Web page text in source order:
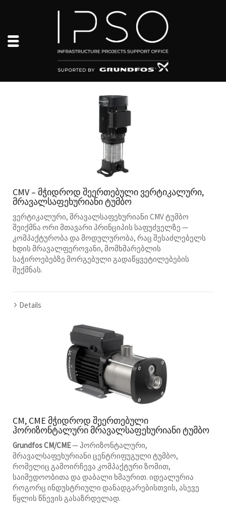
CMV – მჭიდროდ შეერთებული ვერტიკალური,
მრავალსაფეხურიანი ტუმბო
ვერტიკალური, მრავალსაფეხურიანი CMV ტუმბო
შეიქმნა ორი მთავარი პრინციპის საფუძველზე —
კომპაქტურობა და მოდულურობა, რაც შესაძლებელს
ხდის მრავალფეროვანი, მომხმარებლის
საჭიროებებზე მორგებული გადაწყვეტილებების
შექმნას.
Details
CM, CME მჭიდროდ შეერთებული
ჰორიზონტალური მრავალსაფეხურიანი ტუმბო
Grundfos CM/CME— ჰორიზონტალური,
მრავალსაფეხურიანი ცენტრიფუგული ტუმბო,
რომელიც გამოირჩევა კომპაქტური ზომით,
საიმედოობითა და დაბალი ხმაურით. იდეალურია
როგორც ინდუსტრიული დანადგარებისთვის, ასევე
წყლის წნევის გასაზრდელად.